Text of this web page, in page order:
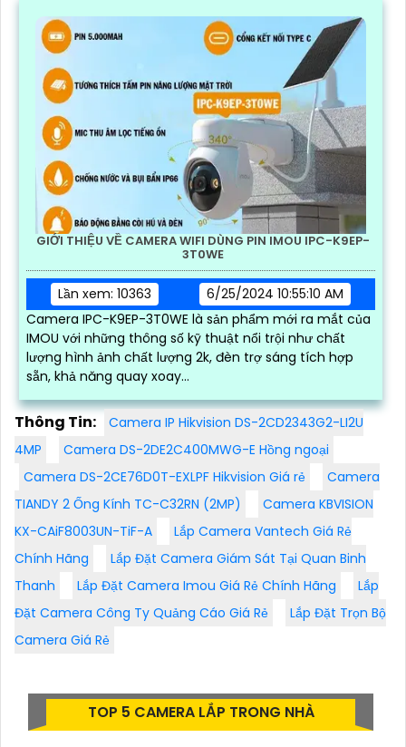
GIỚI THIỆU VỀ CAMERA WIFI DÙNG PIN IMOU IPC-K9EP-
3T0WE
Lần xem: 10363
6/25/2024 10:55:10 AM
Camera IPC-K9EP-3T0WE là sản phẩm mới ra mắt của
IMOU với những thông số kỹ thuật nổi trội như chất
lượng hình ảnh chất lượng 2k, đèn trợ sáng tích hợp
sẵn, khả năng quay xoay...
Thông Tin:
Camera IP Hikvision DS-2CD2343G2-LI2U
4MP
Camera DS-2DE2C400MWG-E Hồng ngoại
Camera DS-2CE76D0T-EXLPF Hikvision Giá rẻ
Camera
TIANDY 2 Ống Kính TC-C32RN (2MP)
Camera KBVISION
KX-CAiF8003UN-TiF-A
Lắp Camera Vantech Giá Rẻ
Chính Hãng
Lắp Đặt Camera Giám Sát Tại Quan Binh
Thanh
Lắp Đặt Camera Imou Giá Rẻ Chính Hãng
Lắp
Đặt Camera Công Ty Quảng Cáo Giá Rẻ
Lắp Đặt Trọn Bộ
Camera Giá Rẻ
TOP 5 CAMERA LẮP TRONG NHÀ